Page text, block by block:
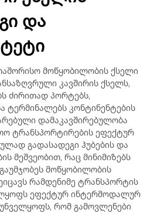
და
მოწყობილობის ქსელი
კავშირის ქსელს,
ძირითად პორტებს,
ტერმინალებს კონტინენტების
დამაკავშირებულობა
ტრანსპორტირების ეფექტურ
გადასადეგი ჰუბების და
მეშვეობით, რაც მინიმიზებს
მოწყობილობის
რამდენიმე ტრანსპორტის
ეფექტურ ინტერმოდალურ
რომ გამოვლენები